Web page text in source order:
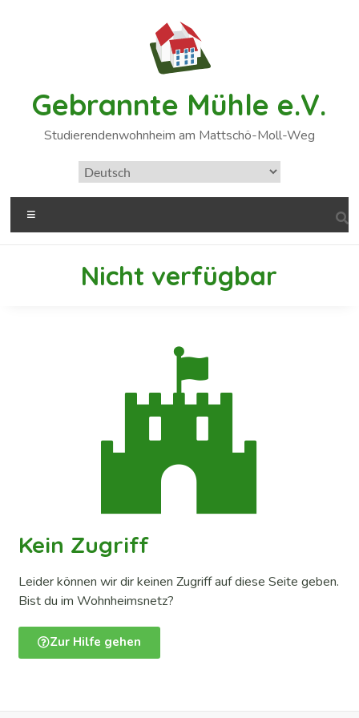
Gebrannte Mühle e.V.
Studierendenwohnheim am Mattschö-Moll-Weg
Nicht verfügbar
Kein Zugriff
Leider können wir dir keinen Zugriff auf diese Seite geben.
Bist du im Wohnheimsnetz?
Zur Hilfe gehen